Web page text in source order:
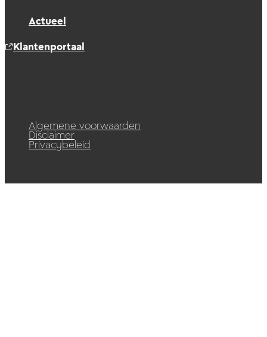
Actueel
Klantenportaal
Algemene voorwaarden
Disclaimer
Privacybeleid